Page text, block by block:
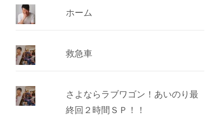
ホーム
救急車
さよならラブワゴン！あいのり最
終回２時間ＳＰ！！